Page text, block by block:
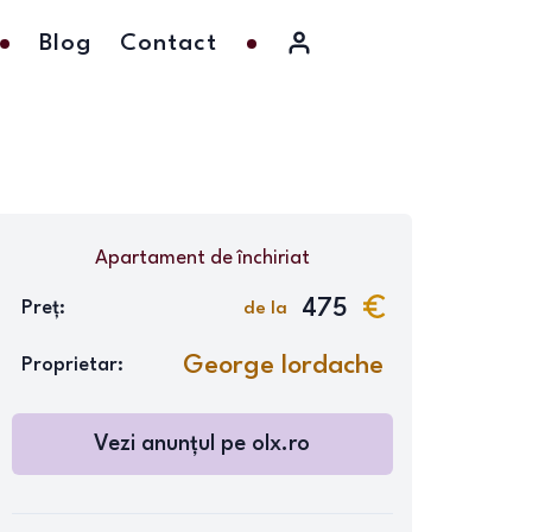
Blog Contact
Apartamentde închiriat
Preț: de la 475
Proprietar: George Iordache
Vezi anunțul pe olx.ro